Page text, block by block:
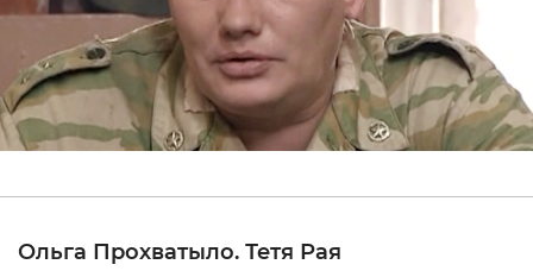
Ольга Прохватыло. Тетя Рая